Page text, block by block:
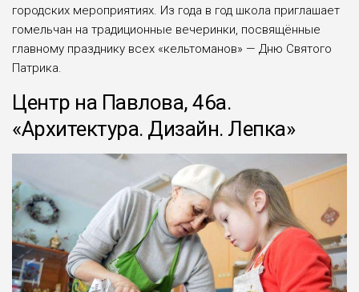
городских мероприятиях. Из года в год школа приглашает
гомельчан на традиционные вечеринки, посвящённые
главному празднику всех «кельтоманов» — Дню Святого
Патрика.
Центр на Павлова, 46а.
«Архитектура. Дизайн. Лепка»